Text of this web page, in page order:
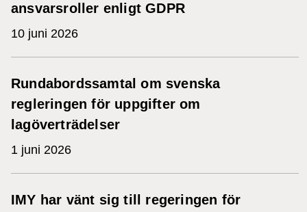
ansvarsroller enligt GDPR
10 juni 2026
Rundabordssamtal om svenska
regleringen för uppgifter om
lagöverträdelser
1 juni 2026
IMY har vänt sig till regeringen för